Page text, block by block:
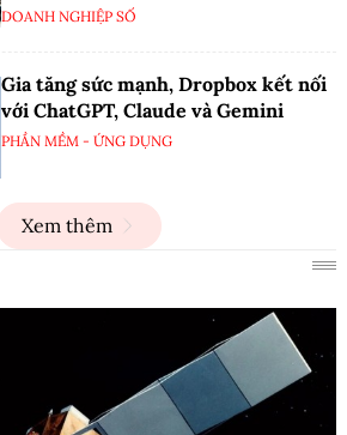
DOANH NGHIỆP SỐ
Gia tăng sức mạnh, Dropbox kết nối
với ChatGPT, Claude và Gemini
PHẦN MỀM - ỨNG DỤNG
Xem thêm